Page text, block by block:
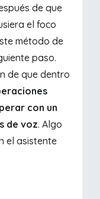
de que
el foco
método de
paso.
de que dentro
con un
de voz. Algo
el asistente